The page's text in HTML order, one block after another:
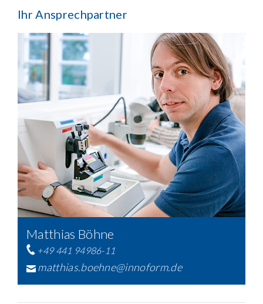
Ihr Ansprechpartner
Matthias Böhne
+49 441 94986-11
matthias.boehne@innoform.de